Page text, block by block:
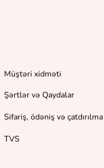
Müştəri xidməti
Şərtlər və Qaydalar
Sifariş, ödəniş və çatdırılma
TVS